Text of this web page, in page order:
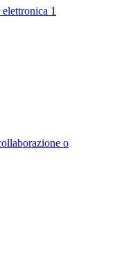
1
o